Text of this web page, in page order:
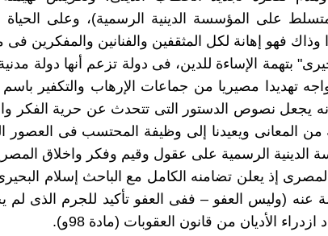
على المؤسسة الدينية الرسمية)، وعلى الحياة
فهو إهانة لكل المثقفين والفنانين والمفكرين
بتهمة الإساءة للدين، فى دولة تزعم أنها دولة
تهديدا مصيريا من جماعات الإرهاب والتكفير باسم
يجعل نصوص الدستور التى تتحدث عن حرية الفكر
من المعانى ويعيدنا إلى وظيفة المحتسب فى العصور
الدينية الرسمية على عقول وقيم وفكر واخلاق
إذ يعلن تضامنه الكامل مع الباحث إسلام
عنه (وليس العفو – ففى العفو تأكيد للجرم الذى لم
الأديان من قانون العقوبات (مادة 98و).